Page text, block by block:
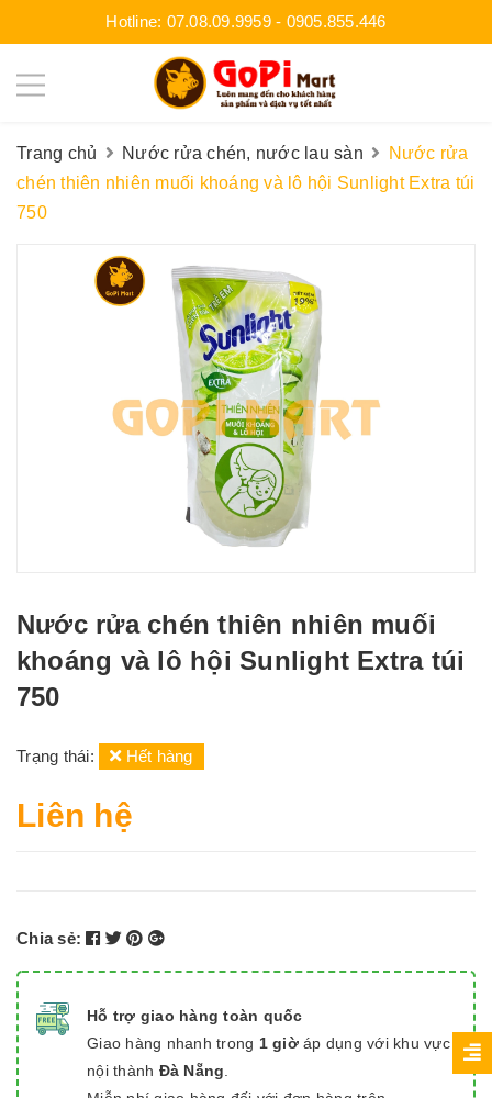
Hotline: 07.08.09.9959- 0905.855.446
Trang chủ Nước rửa chén, nước lau sàn
Nước rửa
chén thiên nhiên muối khoáng và lô hội Sunlight Extra túi
750
Nước rửa chén thiên nhiên muối
khoáng và lô hội Sunlight Extra túi
750
Trạng thái: Hết hàng
Liên hệ
Chia sẻ:
Hỗ trợ giao hàng toàn quốc
Giao hàng nhanh trong 1 giờáp dụng với khu vực
nội thành Đà Nẵng